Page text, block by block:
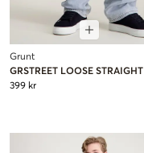
Grunt
GRSTREET LOOSE STRAIGHT
399 kr